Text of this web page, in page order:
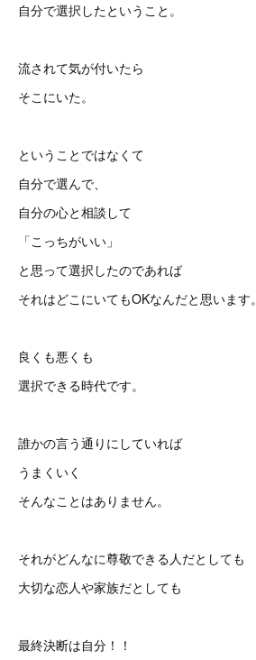
自分で選択したということ。
流されて気が付いたら
そこにいた。
ということではなくて
自分で選んで、
自分の心と相談して
「こっちがいい」
と思って選択したのであれば
それはどこにいてもOKなんだと思います。
良くも悪くも
選択できる時代です。
誰かの言う通りにしていれば
うまくいく
そんなことはありません。
それがどんなに尊敬できる人だとしても
大切な恋人や家族だとしても
最終決断は自分！！